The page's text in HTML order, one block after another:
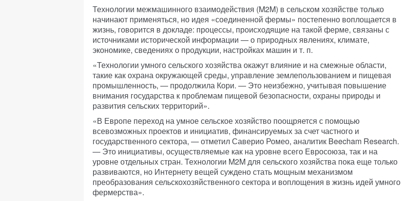
Технологии межмашинного взаимодействия (M2M) в сельском хозяйстве только
начинают применяться, но идея «соединенной фермы» постепенно воплощается в
жизнь, говорится в докладе: процессы, происходящие на такой ферме, связаны с
источниками исторической информации — о природных явлениях, климате,
экономике, сведениях о продукции, настройках машин и т. п.
«Технологии умного сельского хозяйства окажут влияние и на смежные области,
такие как охрана окружающей среды, управление землепользованием и пищевая
промышленность, — продолжила Кори. — Это неизбежно, учитывая повышение
внимания государства к проблемам пищевой безопасности, охраны природы и
развития сельских территорий».
«В Европе переход на умное сельское хозяйство поощряется с помощью
всевозможных проектов и инициатив, финансируемых за счет частного и
государственного сектора, — отметил Саверио Ромео, аналитик Beecham Research.
— Это инициативы, осуществляемые как на уровне всего Евросоюза, так и на
уровне отдельных стран. Технологии M2M для сельского хозяйства пока еще только
развиваются, но Интернету вещей суждено стать мощным механизмом
преобразования сельскохозяйственного сектора и воплощения в жизнь идей умного
фермерства».